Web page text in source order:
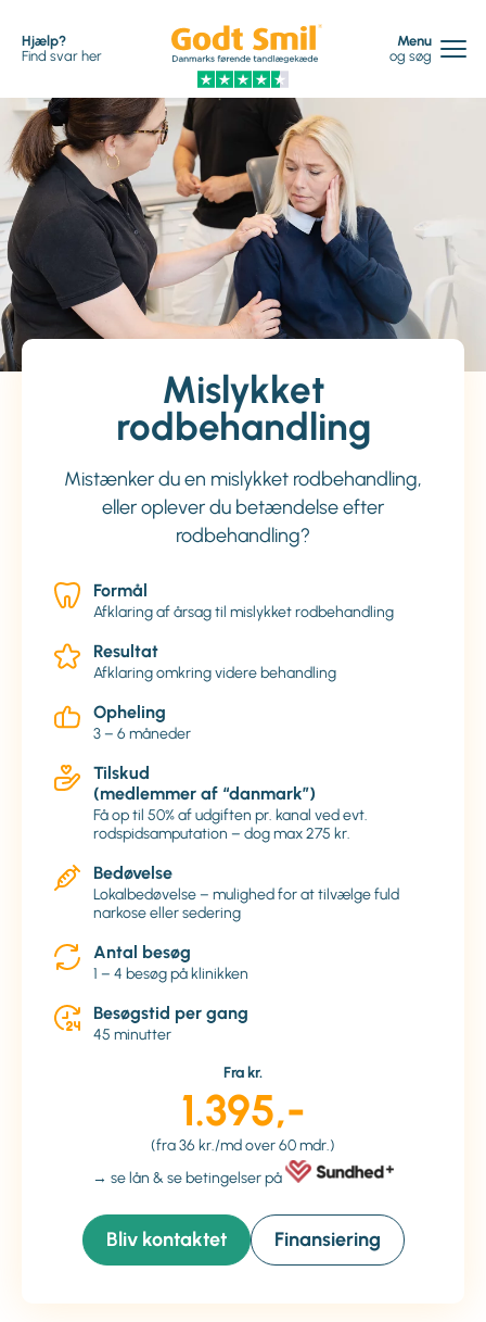
Hjælp?
Find svar her
Menu
og søg
Mislykket
rodbehandling
Mistænker du en mislykket rodbehandling,
eller oplever du betændelse efter
rodbehandling?
Formål
Afklaring af årsag til mislykket rodbehandling
Resultat
Afklaring omkring videre behandling
Opheling
3 – 6 måneder
Tilskud
(medlemmer af “danmark”)
Få op til 50% af udgiften pr. kanal ved evt.
rodspidsamputation – dog max 275 kr.
Bedøvelse
Lokalbedøvelse – mulighed for at tilvælge fuld
narkose eller sedering
Antal besøg
1 – 4 besøg på klinikken
Besøgstid per gang
45 minutter
Fra kr.
1.395,-
(fra 36 kr./md over 60 mdr.)
→ se lån & se betingelser på
Bliv kontaktet Finansiering